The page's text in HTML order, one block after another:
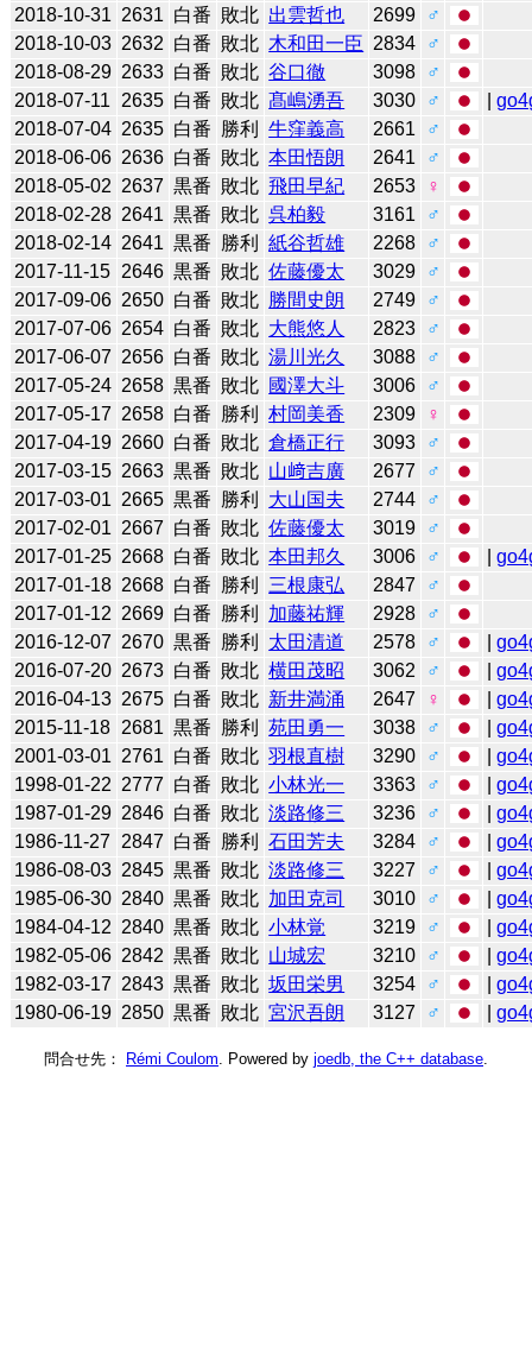
2018-10-31 2631 白番 敗北 出雲哲也 2699
♂
2018-10-03 2632 白番 敗北 木和田一臣 2834
♂
2018-08-29 2633 白番 敗北 谷口徹 3098
♂
2018-07-11
2635 白番 敗北 髙嶋湧吾 3030 ♂ |
2018-07-04 2635 白番 勝利 牛窪義高 2661
♂
2018-06-06 2636 白番 敗北 本田悟朗 2641
♂
2018-05-02 2637 黒番 敗北 飛田早紀 2653
♀
2018-02-28 2641 黒番 敗北 呉柏毅 3161
♂
2018-02-14 2641 黒番 勝利 紙谷哲雄 2268
♂
2017-11-15 2646 黒番 敗北 佐藤優太 3029
♂
2017-09-06 2650 白番 敗北 勝間史朗 2749
♂
2017-07-06 2654 白番 敗北 大熊悠人 2823
♂
2017-06-07 2656 白番 敗北 湯川光久 3088
♂
2017-05-24 2658 黒番 敗北 國澤大斗 3006
♂
2017-05-17 2658 白番 勝利 村岡美香 2309
♀
2017-04-19 2660 白番 敗北 倉橋正行 3093
♂
2017-03-15 2663 黒番 敗北 山﨑吉廣 2677
♂
2017-03-01 2665 黒番 勝利 大山国夫 2744
♂
2017-02-01 2667 白番 敗北 佐藤優太 3019
♂
2017-01-25 2668 白番 敗北 本田邦久 3006 ♂ |
2017-01-18 2668 白番 勝利 三根康弘 2847
♂
2017-01-12 2669 白番 勝利 加藤祐輝 2928
♂
2016-12-07 2670 黒番 勝利 太田清道 2578 ♂ |
2016-07-20 2673 白番 敗北 横田茂昭 3062 ♂ |
2016-04-13 2675 白番 敗北 新井満涌 2647 ♀ |
2015-11-18 2681 黒番 勝利 苑田勇一 3038 ♂ |
2001-03-01 2761 白番 敗北 羽根直樹 3290 ♂ |
1998-01-22 2777 白番 敗北 小林光一 3363 ♂ |
1987-01-29 2846 白番 敗北 淡路修三 3236 ♂ |
1986-11-27
2847 白番 勝利 石田芳夫 3284 ♂ |
1986-08-03 2845 黒番 敗北 淡路修三 3227 ♂ |
1985-06-30 2840 黒番 敗北 加田克司 3010 ♂ |
1984-04-12 2840 黒番 敗北 小林覚 3219 ♂ |
1982-05-06 2842 黒番 敗北 山城宏 3210 ♂ |
1982-03-17 2843 黒番 敗北 坂田栄男 3254 ♂ |
1980-06-19 2850 黒番 敗北 宮沢吾朗 3127 ♂ |
問合せ先： Rémi Coulom . Powered by joedb, the C++ database